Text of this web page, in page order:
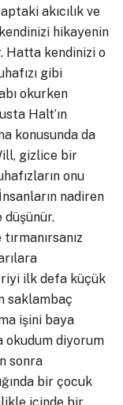
akıcılık ve
hikayenin
Hatta kendinizi o
gibi
okurken
Halt’ın
konusunda da
gizlice bir
onu
nadiren
düşünür.
ilk defa küçük
saklambaç
işini baya
okudum diyorum
sonra
bir çocuk